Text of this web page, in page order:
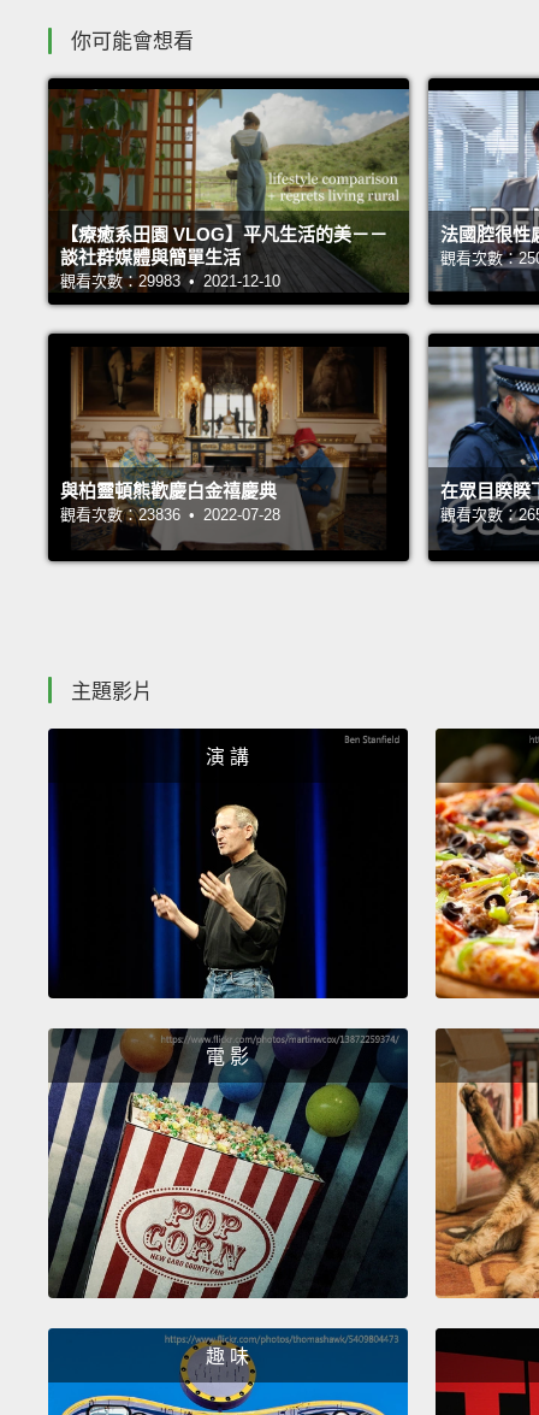
你可能會想看
【療癒系田園 VLOG】平凡生活的美－－
談社群媒體與簡單生活
觀看次數：29983 • 2021-12-10
法國腔很
觀看次數：
與柏靈頓熊歡慶白金禧慶典
觀看次數：23836 • 2022-07-28
在眾目睽睽
觀看次數：
主題影片
演 講
電 影
趣 味